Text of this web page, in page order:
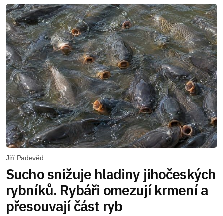
Jiří Padevěd
Sucho snižuje hladiny jihočeských
rybníků. Rybáři omezují krmení a
přesouvají část ryb